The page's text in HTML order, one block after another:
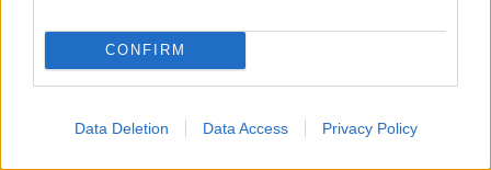
CONFIRM
Data Deletion Data Access Privacy Policy